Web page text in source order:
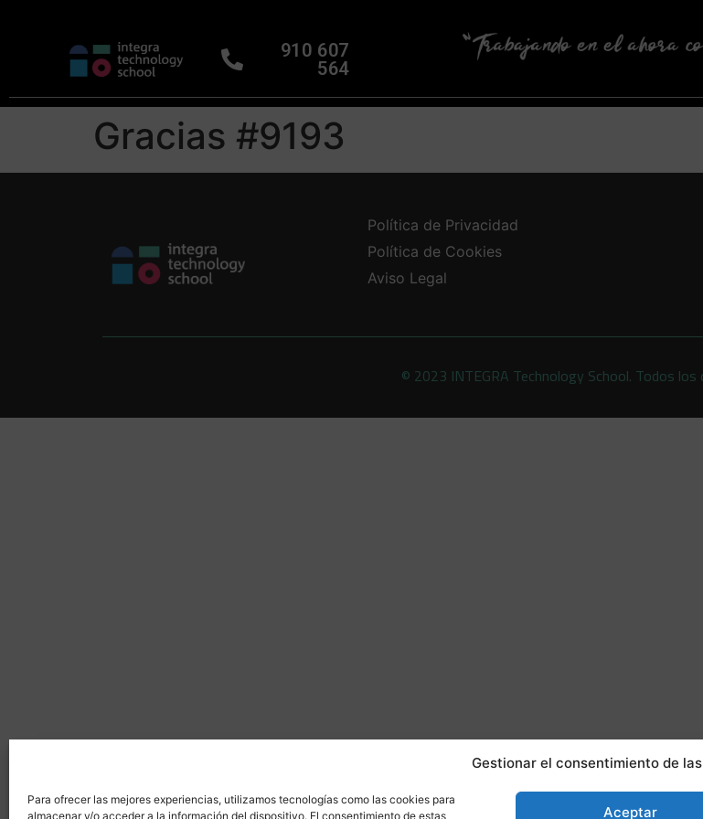
Gestionar el consentimiento de
Para ofrecer las mejores experiencias, utilizamos tecnologías como las cookies para
almacenar y/o acceder a la información del dispositivo. El consentimiento de estas
Aceptar
910 607
564
Gracias #9193
Política de Privacidad
Política de Cookies
Aviso Legal
© 2023 INTEGRA Technology School. Todos los